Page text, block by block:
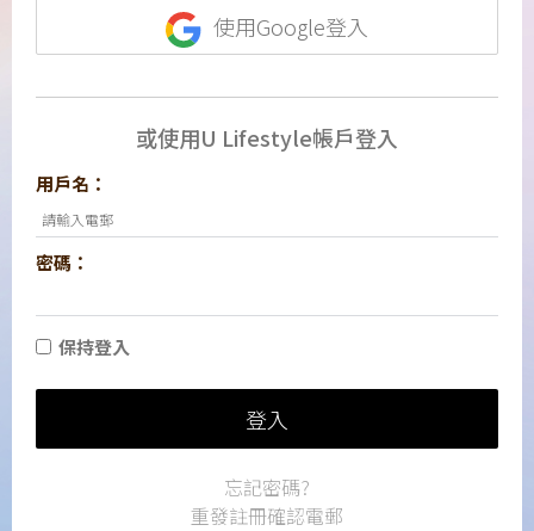
使用Google登入
或使用U Lifestyle帳戶登入
用戶名：
密碼：
保持登入
登入
忘記密碼?
重發註冊確認電郵